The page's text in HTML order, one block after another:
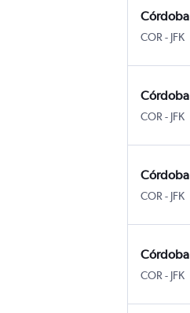
Córdoba
COR - JFK
Córdoba
COR - JFK
Córdoba
COR - JFK
Córdoba
COR - JFK